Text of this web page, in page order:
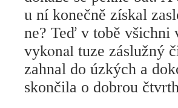
u ní konečně získal
ne? Teď v tobě
vykonal tuze záslužný
zahnal do úzkých a
skončila o dobrou